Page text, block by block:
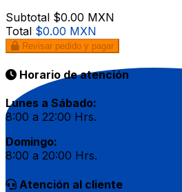
Subtotal $0.00 MXN
Total $0.00 MXN
Revisar pedido y pagar
Horario de atención
Lunes a Sábado:
8:00 a 22:00 Hrs.
Domingo:
8:00 a 20:00 Hrs.
Atención al cliente